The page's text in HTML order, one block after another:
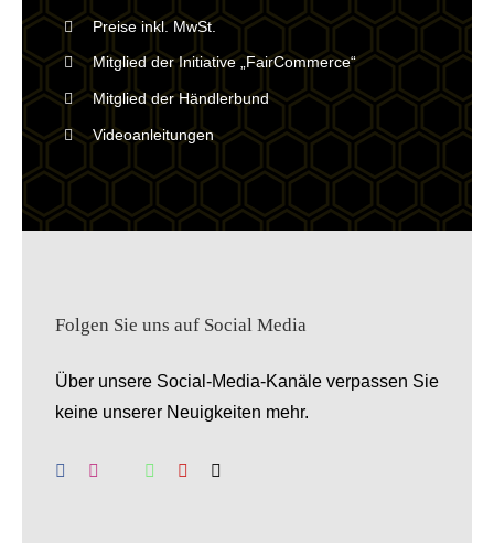
Preise inkl. MwSt.
Mitglied der Initiative „FairCommerce“
Mitglied der Händlerbund
Videoanleitungen
Folgen Sie uns auf Social Media
Über unsere Social-Media-Kanäle verpassen Sie
keine unserer Neuigkeiten mehr.